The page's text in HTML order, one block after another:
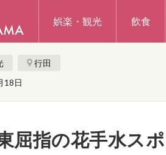
娯楽・観光 飲食
行田
18日
屈指の花手水ス